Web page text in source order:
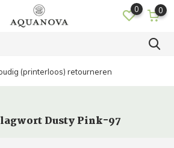
0 0
(printerloos) retourneren
Dusty Pink-97